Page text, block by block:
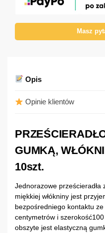
Masz
Opis
Opinie klientów
GUMKĄ,
10szt.
Jednorazowe prześcieradła
miękkiej włókniny jest
bezpośredniego kontaktu
centymetrów i
obszyte jest elastyczną